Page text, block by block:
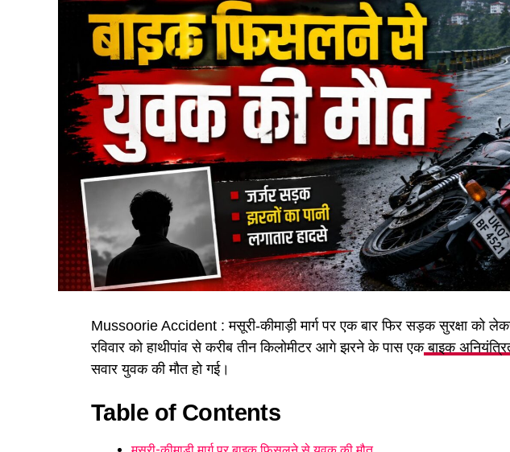
Mussoorie Accident : मसूरी-कीमाड़ी मार्ग पर एक बार फिर सड़क सुरक्षा को
रविवार को हाथीपांव से करीब तीन किलोमीटर आगे झरने के पास एकबाइक
सवार युवक की मौत हो गई।
Table of Contents